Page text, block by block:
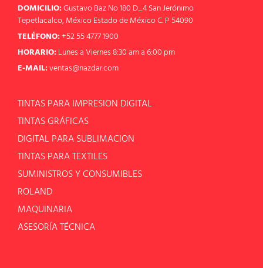
DOMICILIO:Gustavo Baz No 180 D_4 San Jerónimo
Tepetlacalco, México Estado de México C. P 54090
TELÉFONO:+52 55 4777 1900
HORARIO: Lunes a Viernes 8:30 am a 6:00 pm
E-MAIL:ventas@nazdar.com
TINTAS PARA IMPRESION DIGITAL
TINTAS GRÁFICAS
DIGITAL PARA SUBLIMACION
TINTAS PARA TEXTILES
SUMINISTROS Y CONSUMIBLES
ROLAND
MAQUINARIA
ASESORÍA TÉCNICA